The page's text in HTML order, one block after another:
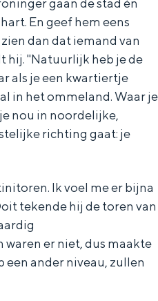
S
e
z
u
r
d
u
t
gaan de stad én
En geef hem eens
dan dat iemand van
hij. ''Natuurlijk heb je de
als je een kwartiertje
in het ommeland. Waar je
nou in noordelijke,
richting gaat: je
Ik voel me er bijna
tekende hij de toren van
er niet, dus maakte
een ander niveau, zullen